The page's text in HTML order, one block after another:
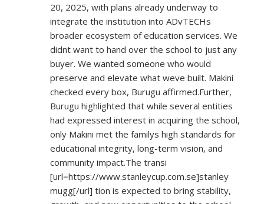
20, 2025, with plans already underway to
integrate the institution into ADvTECHs
broader ecosystem of education services. We
didnt want to hand over the school to just any
buyer. We wanted someone who would
preserve and elevate what weve built. Makini
checked every box, Burugu affirmed.Further,
Burugu highlighted that while several entities
had expressed interest in acquiring the school,
only Makini met the familys high standards for
educational integrity, long-term vision, and
community impact.The transi
[url=https://www.stanleycup.com.se]stanley
mugg[/url] tion is expected to bring stability,